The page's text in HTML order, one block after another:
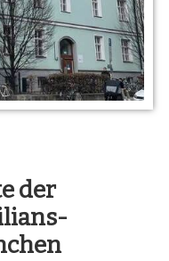
der